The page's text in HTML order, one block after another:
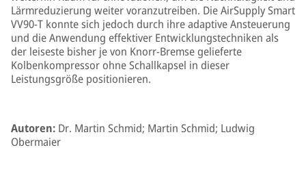
Lärmreduzierung weiter voranzutreiben. Die AirSupply Smart
VV90-T konnte sich jedoch durch ihre adaptive Ansteuerung
und die Anwendung effektiver Entwicklungstechniken als
der leiseste bisher je von Knorr-Bremse gelieferte
Kolbenkompressor ohne Schallkapsel in dieser
Leistungsgröße positionieren.
Autoren: Dr. Martin Schmid; Martin Schmid; Ludwig
Obermaier